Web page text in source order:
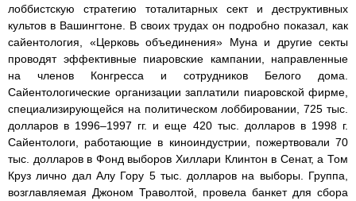
лоббистскую стратегию тоталитарных сект и деструктивных
культов в Вашингтоне. В своих трудах он подробно показал, как
сайентология, «Церковь объединения» Муна и другие секты
проводят эффективные пиаровские кампании, направленные
на членов Конгресса и сотрудников Белого дома.
Сайентологические организации заплатили пиаровской фирме,
специализирующейся на политическом лоббировании, 725 тыс.
долларов в 1996–1997 гг. и еще 420 тыс. долларов в 1998 г.
Сайентологи, работающие в киноиндустрии, пожертвовали 70
тыс. долларов в Фонд выборов Хиллари Клинтон в Сенат, а Том
Круз лично дал Алу Гору 5 тыс. долларов на выборы. Группа,
возглавляемая Джоном Траволтой, провела банкет для сбора